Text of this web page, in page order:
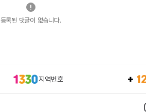
등록된 댓글이 없습니다.
지역번호